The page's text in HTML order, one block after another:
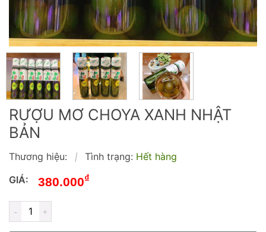
RƯỢU MƠ CHOYA XANH NHẬT
BẢN
Thương hiệu: | Tình trạng: Hết hàng
GIÁ:
380.000₫